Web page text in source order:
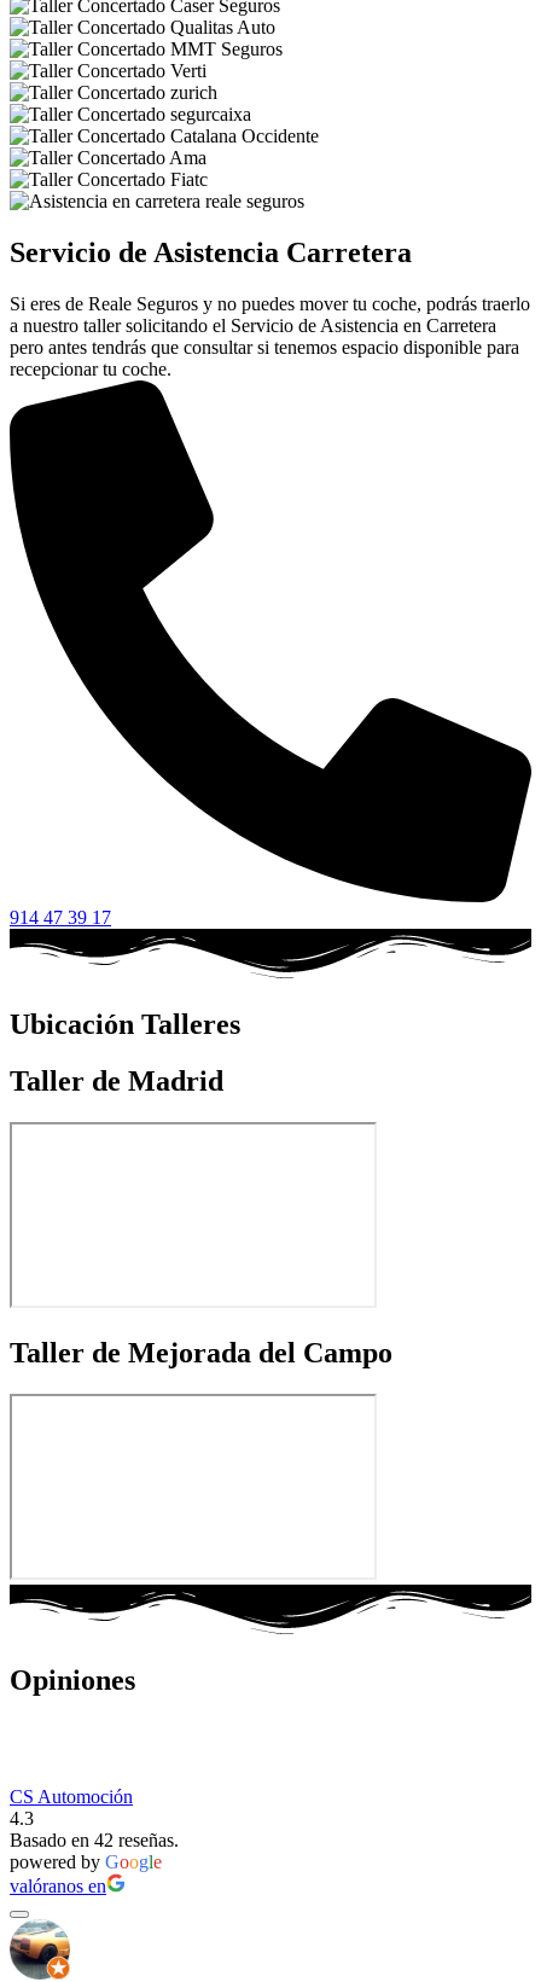
Servicio de Asistencia Carretera
Si eres de Reale Seguros y no puedes mover tu coche, podrás traerlo
a nuestro taller solicitando el Servicio de Asistencia en Carretera
pero antes tendrás que consultar si tenemos espacio disponible para
recepcionar tu coche.
914 47 39 17
Ubicación Talleres
Taller de Madrid
Taller de Mejorada del Campo
Opiniones
CS Automoción
4.3
Basado en 42 reseñas.
powered by Google
valóranos en